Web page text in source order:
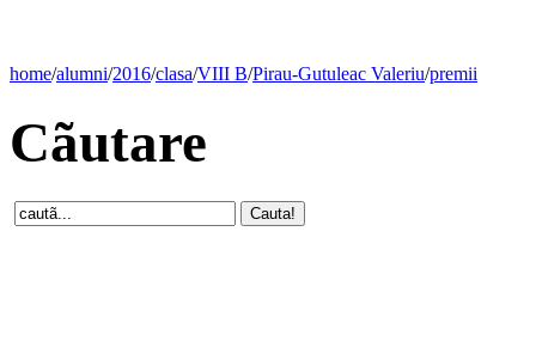
home/alumni/2016/clasa/VIII B/Pirau-Gutuleac Valeriu/premii
Cãutare